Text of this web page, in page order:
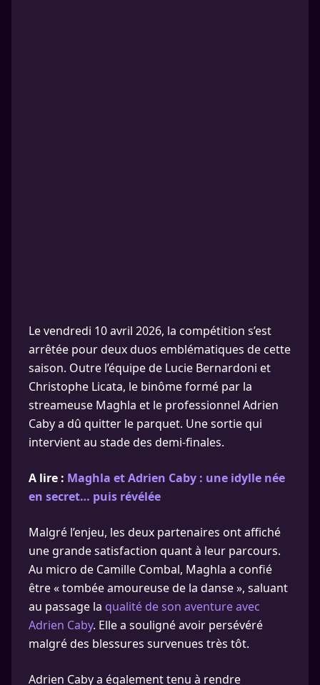
Le vendredi 10 avril 2026, la compétition s’est
arrêtée pour deux duos emblématiques de cette
saison. Outre l’équipe de Lucie Bernardoni et
Christophe Licata, le binôme formé par la
streameuse Maghla et le professionnel Adrien
Caby a dû quitter le parquet. Une sortie qui
intervient au stade des demi-finales.
A lire : Maghla et Adrien Caby : une idylle née
en secret… puis révélée
Malgré l’enjeu, les deux partenaires ont affiché
une grande satisfaction quant à leur parcours.
Au micro de Camille Combal, Maghla a confié
être « tombée amoureuse de la danse », saluant
au passage la qualité de son aventure avec
Adrien Caby. Elle a souligné avoir persévéré
malgré des blessures survenues très tôt.
Adrien Caby a également tenu à rendre